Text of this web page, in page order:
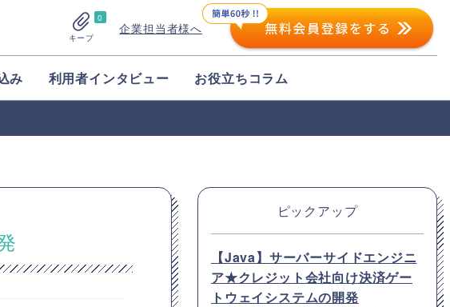
0
キープ
企業担当者様へ
み 利用者インタビュー お役立ちコラム
ピックアップ
【Java】サーバーサイドエンジニ
ア★クレジット会社向け決済ゲー
トウェイシステムの開発